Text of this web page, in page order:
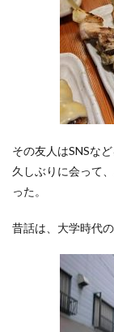
その友人はSNSなど
久しぶりに会って
った。
昔話は、大学時代の